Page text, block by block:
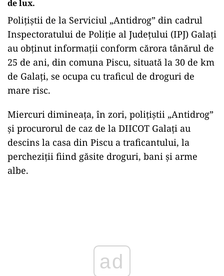
de lux.
Polițiștii de la Serviciul „Antidrog” din cadrul
Inspectoratului de Poliție al Județului (IPJ) Galați
au obținut informații conform cărora tânărul de
25 de ani, din comuna Piscu, situată la 30 de km
de Galați, se ocupa cu traficul de droguri de
mare risc.
Miercuri dimineața, în zori, polițiștii „Antidrog”
și procurorul de caz de la DIICOT Galați au
descins la casa din Piscu a traficantului, la
percheziții fiind găsite droguri, bani și arme
albe.